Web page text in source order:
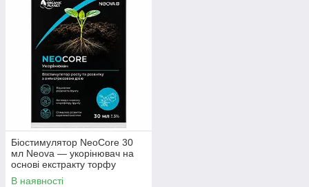
Біостимулятор NeoCore 30
мл Neova — укорінювач на
основі екстракту торфу
В наявності